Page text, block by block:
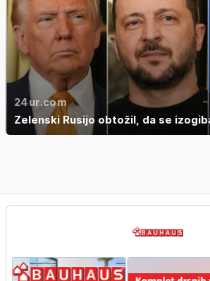
24ur.com
Zelenski Rusijo obtožil, da se